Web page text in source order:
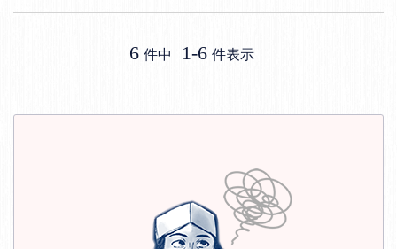
6 件中 1-6 件表示